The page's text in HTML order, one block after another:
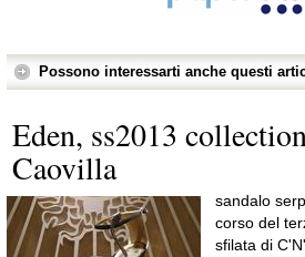
Possono interessarti anche questi
Eden, ss2013
Caovilla
sandalo
corso del
sfilata di